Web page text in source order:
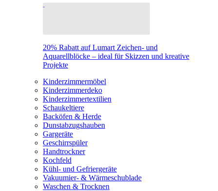
20% Rabatt auf Lumart Zeichen- und
Aquarellblöcke – ideal für Skizzen und kreative
Projekte
Kinderzimmermöbel
Kinderzimmerdeko
Kinderzimmertextilien
Schaukeltiere
Backöfen & Herde
Dunstabzugshauben
Gargeräte
Geschirrspüler
Handtrockner
Kochfeld
Kühl- und Gefriergeräte
Vakuumier- & Wärmeschublade
Waschen & Trocknen